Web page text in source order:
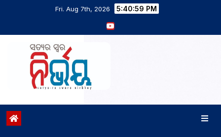
Fri. Aug 7th, 2026 5:40:59 PM